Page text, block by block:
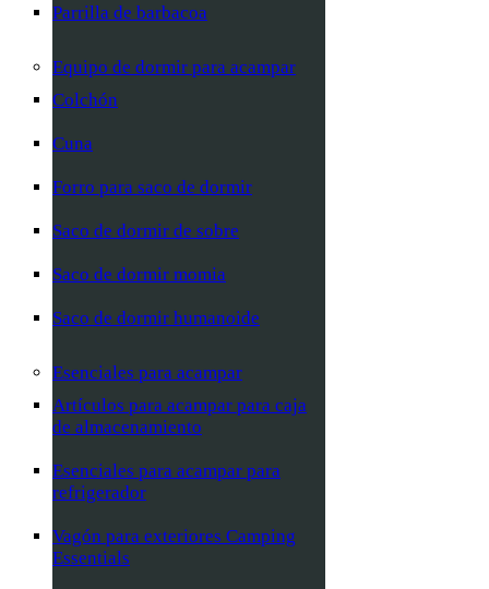
Parrilla de barbacoa
Equipo de dormir para acampar
Colchón
Cuna
Forro para saco de dormir
Saco de dormir de sobre
Saco de dormir momia
Saco de dormir humanoide
Esenciales para acampar
Artículos para acampar para caja
de almacenamiento
Esenciales para acampar para
refrigerador
Vagón para exteriores Camping
Essentials